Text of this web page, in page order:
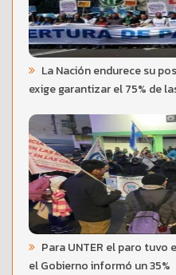
La Nación endurece su
exige garantizar el 75% de
Para UNTER el paro tuvo
el Gobierno informó un 35%